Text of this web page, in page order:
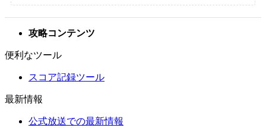
攻略コンテンツ
便利なツール
スコア記録ツール
最新情報
公式放送での最新情報